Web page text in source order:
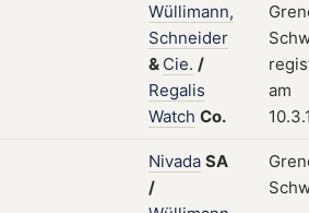
Wüllimann,
Schneider
& Cie. /
Regalis
Watch Co.
am
Nivada SA
/